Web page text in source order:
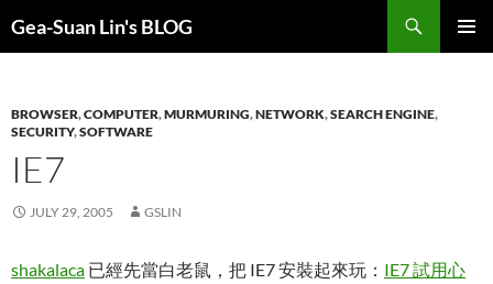
Gea-Suan Lin's BLOG
BROWSER,COMPUTER,MURMURING,NETWORK,SEARCH ENGINE,
SECURITY,SOFTWARE
IE7
JULY 29, 2005 GSLIN
shakalaca 已經先當白老鼠，把 IE7 安裝起來玩： IE7 試用心